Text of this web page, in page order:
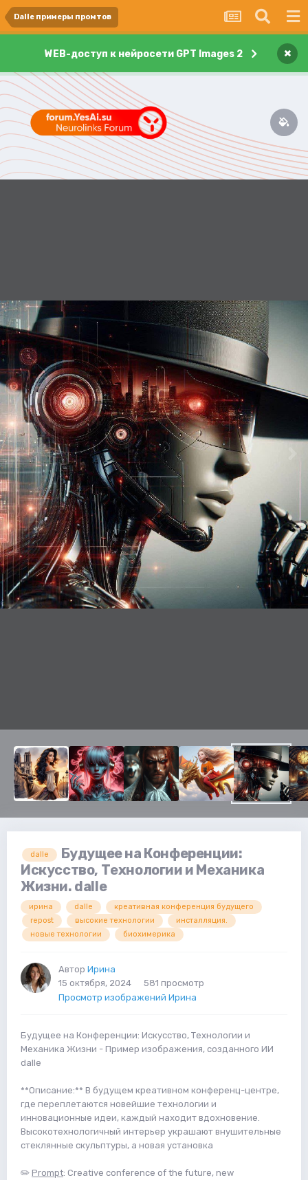
Dalle примеры промтов
WEB-доступ к нейросети GPT Images 2 ×
dalle
Будущее на Конференции:
Искусство, Технологии и Механика
Жизни. dalle
ирина dalle
креативная конференция будущего
repost
высокие технологии
инсталляция.
новые технологии
биохимерика
Автор Ирина
15 октября, 2024
581 просмотр
Просмотр изображений Ирина
Будущее на Конференции: Искусство, Технологии и
Механика Жизни - Пример изображения, созданного ИИ
dalle
**Описание:** В будущем креативном конференц-центре,
где переплетаются новейшие технологии и
инновационные идеи, каждый находит вдохновение.
Высокотехнологичный интерьер украшают внушительные
стеклянные скульптуры, а новая установка
✏️ Prompt: Creative conference of the future, new